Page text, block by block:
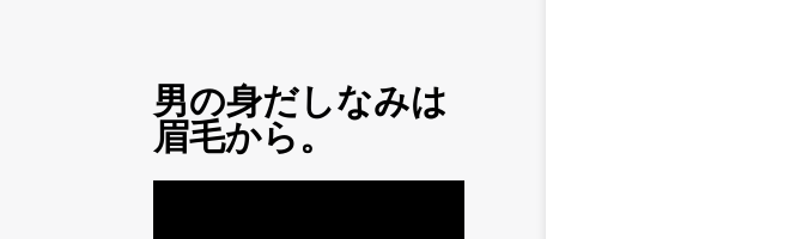
男の身だしなみは
眉毛から。